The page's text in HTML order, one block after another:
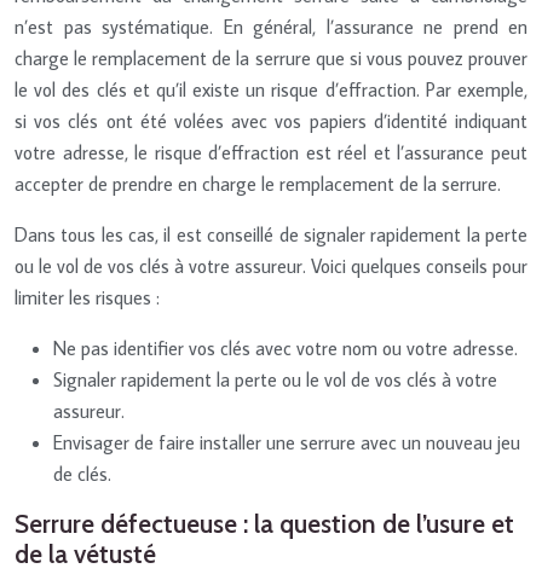
n’est pas systématique. En général, l’assurance ne prend en
charge le remplacement de la serrure que si vous pouvez prouver
le vol des clés et qu’il existe un risque d’effraction. Par exemple,
si vos clés ont été volées avec vos papiers d’identité indiquant
votre adresse, le risque d’effraction est réel et l’assurance peut
accepter de prendre en charge le remplacement de la serrure.
Dans tous les cas, il est conseillé de signaler rapidement la perte
ou le vol de vos clés à votre assureur. Voici quelques conseils pour
limiter les risques :
Ne pas identifier vos clés avec votre nom ou votre adresse.
Signaler rapidement la perte ou le vol de vos clés à votre
assureur.
Envisager de faire installer une serrure avec un nouveau jeu
de clés.
Serrure défectueuse : la question de l’usure et
de la vétusté